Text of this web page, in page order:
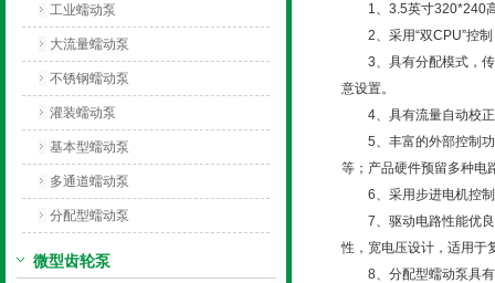
工业蠕动泵
大流量蠕动泵
不锈钢蠕动泵
灌装蠕动泵
基本型蠕动泵
多通道蠕动泵
分配型蠕动泵
微型齿轮泵
1、3.5英寸320*240高
2、采用“双CPU”控制
3、具有分配模式，传
意设置。
4、具有流量自动校正
5、丰富的外部控制功
等；产品硬件预留多种电
6、采用步进电机控制
7、驱动电路性能优良
性，宽电压设计，适用于
8、分配型蠕动泵具有